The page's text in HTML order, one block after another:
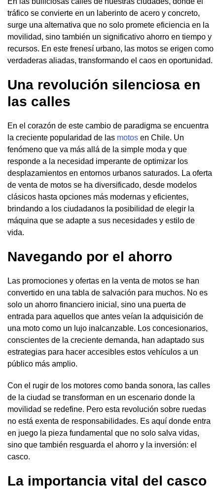
tráfico se convierte en un laberinto de acero y concreto,
surge una alternativa que no solo promete eficiencia en la
movilidad, sino también un significativo ahorro en tiempo y
recursos. En este frenesí urbano, las motos se erigen como
verdaderas aliadas, transformando el caos en oportunidad.
Una revolución silenciosa en
las calles
En el corazón de este cambio de paradigma se encuentra
la creciente popularidad de las motos en Chile. Un
fenómeno que va más allá de la simple moda y que
responde a la necesidad imperante de optimizar los
desplazamientos en entornos urbanos saturados. La oferta
de venta de motos se ha diversificado, desde modelos
clásicos hasta opciones más modernas y eficientes,
brindando a los ciudadanos la posibilidad de elegir la
máquina que se adapte a sus necesidades y estilo de
vida.
Navegando por el ahorro
Las promociones y ofertas en la venta de motos se han
convertido en una tabla de salvación para muchos. No es
solo un ahorro financiero inicial, sino una puerta de
entrada para aquellos que antes veían la adquisición de
una moto como un lujo inalcanzable. Los concesionarios,
conscientes de la creciente demanda, han adaptado sus
estrategias para hacer accesibles estos vehículos a un
público más amplio.
Con el rugir de los motores como banda sonora, las calles
de la ciudad se transforman en un escenario donde la
movilidad se redefine. Pero esta revolución sobre ruedas
no está exenta de responsabilidades. Es aquí donde entra
en juego la pieza fundamental que no solo salva vidas,
sino que también resguarda el ahorro y la inversión: el
casco.
La importancia vital del casco